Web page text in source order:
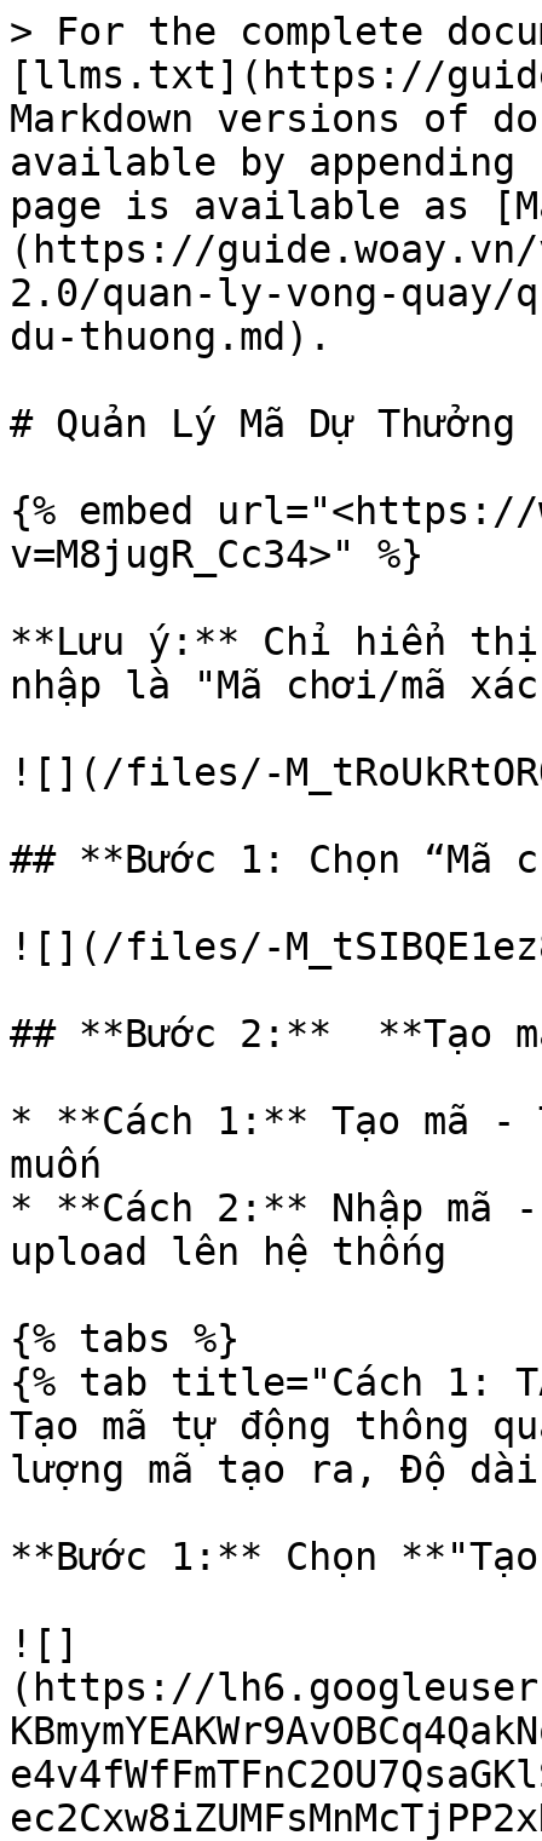
> For the complete
[llms.txt](https://
Markdown versions of
available by
page is available as
(https://
2.0/quan-ly-vong-quay/
du-thuong.md).
# Quản Lý Mã Dự Thưởng
{% embed url="<https://
v=M8jugR_Cc34>" %}
**Lưu ý:** Chỉ hiển thị
nhập là "Mã chơi/mã
![](/files/-
## **Bước 1: Chọn “Mã
![](/files/-
## **Bước 2:**  **Tạo
* **Cách 1:** Tạo mã -
muốn
* **Cách 2:** Nhập mã -
upload lên hệ thống
{% tabs %}
{% tab title="Cách 1:
Tạo mã tự động thông
lượng mã tạo ra, Độ
**Bước 1:** Chọn
![]
(https://